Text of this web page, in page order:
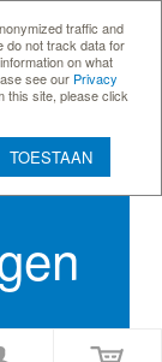
traffic and
do not track data for
on what
see our Privacy
this site, please click
TOESTAAN